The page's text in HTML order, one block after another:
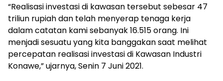
“Realisasi investasi di kawasan tersebut sebesar 47
triliun rupiah dan telah menyerap tenaga kerja
dalam catatan kami sebanyak 16.515 orang. Ini
menjadi sesuatu yang kita banggakan saat melihat
percepatan realisasi investasi di Kawasan Industri
Konawe,” ujarnya, Senin 7 Juni 2021.